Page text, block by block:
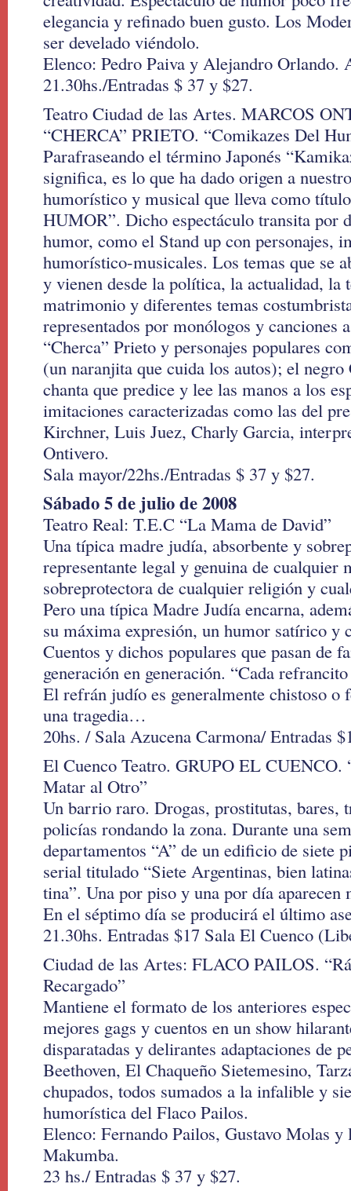
elegancia y refinado buen gusto. Los
ser develado viéndolo.
Elenco: Pedro Paiva y Alejandro Orlando.
21.30hs./Entradas $ 37 y $27.
Teatro Ciudad de las Artes. MARCOS
“CHERCA” PRIETO. “Comikazes Del
Parafraseando el término Japonés
significa, es lo que ha dado origen a
humorístico y musical que lleva como
HUMOR”. Dicho espectáculo transita por
humor, como el Stand up con personajes,
humorístico-musicales. Los temas que se
y vienen desde la política, la actualidad, la
matrimonio y diferentes temas
representados por monólogos y canciones
“Cherca” Prieto y personajes populares
(un naranjita que cuida los autos); el
chanta que predice y lee las manos a los
imitaciones caracterizadas como las del
Kirchner, Luis Juez, Charly Garcia,
Ontivero.
Sala mayor/22hs./Entradas $ 37 y $27.
Sábado 5 de julio de 2008
Teatro Real: T.E.C “La Mama de David”
Una típica madre judía, absorbente y
representante legal y genuina de cualquier
sobreprotectora de cualquier religión y
Pero una típica Madre Judía encarna,
su máxima expresión, un humor satírico y
Cuentos y dichos populares que pasan de
generación en generación. “Cada
El refrán judío es generalmente chistoso o
una tragedia…
20hs. / Sala Azucena Carmona/ Entradas
El Cuenco Teatro. GRUPO EL CUENCO.
Matar al Otro”
Un barrio raro. Drogas, prostitutas, bares,
policías rondando la zona. Durante una
departamentos “A” de un edificio de siete
serial titulado “Siete Argentinas, bien
tina”. Una por piso y una por día aparecen
En el séptimo día se producirá el último
21.30hs. Entradas $17 Sala El Cuenco
Ciudad de las Artes: FLACO PAILOS.
Recargado”
Mantiene el formato de los anteriores
mejores gags y cuentos en un show
disparatadas y delirantes adaptaciones de
Beethoven, El Chaqueño Sietemesino,
chupados, todos sumados a la infalible y
humorística del Flaco Pailos.
Elenco: Fernando Pailos, Gustavo Molas
Makumba.
23 hs./ Entradas $ 37 y $27.